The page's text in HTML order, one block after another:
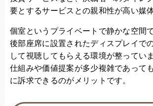
要とするサービスとの親和性が高い媒
個室というプライベートで静かな空間
後部座席に設置されたディスプレイで
して視聴してもらえる環境が整ってい
仕組みや価値提案が多少複雑であって
に訴求できるのがメリットです。